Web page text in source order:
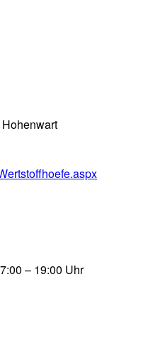
– 19:00 Uhr